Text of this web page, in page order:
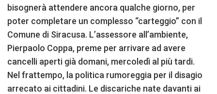
bisognerà attendere ancora qualche giorno, per
poter completare un complesso “carteggio” con il
Comune di Siracusa. L’assessore all’ambiente,
Pierpaolo Coppa, preme per arrivare ad avere
cancelli aperti già domani, mercoledì al più tardi.
Nel frattempo, la politica rumoreggia per il disagio
arrecato ai cittadini. Le discariche nate davanti ai